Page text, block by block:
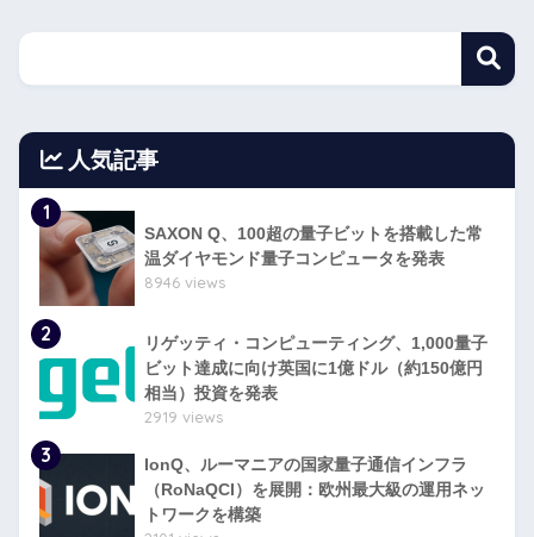
人気記事
1
SAXON Q、100超の量子ビットを搭載した常
温ダイヤモンド量子コンピュータを発表
8946 views
2
リゲッティ・コンピューティング、1,000量子
ビット達成に向け英国に1億ドル（約150億円
相当）投資を発表
2919 views
3
IonQ、ルーマニアの国家量子通信インフラ
（RoNaQCI）を展開：欧州最大級の運用ネッ
トワークを構築